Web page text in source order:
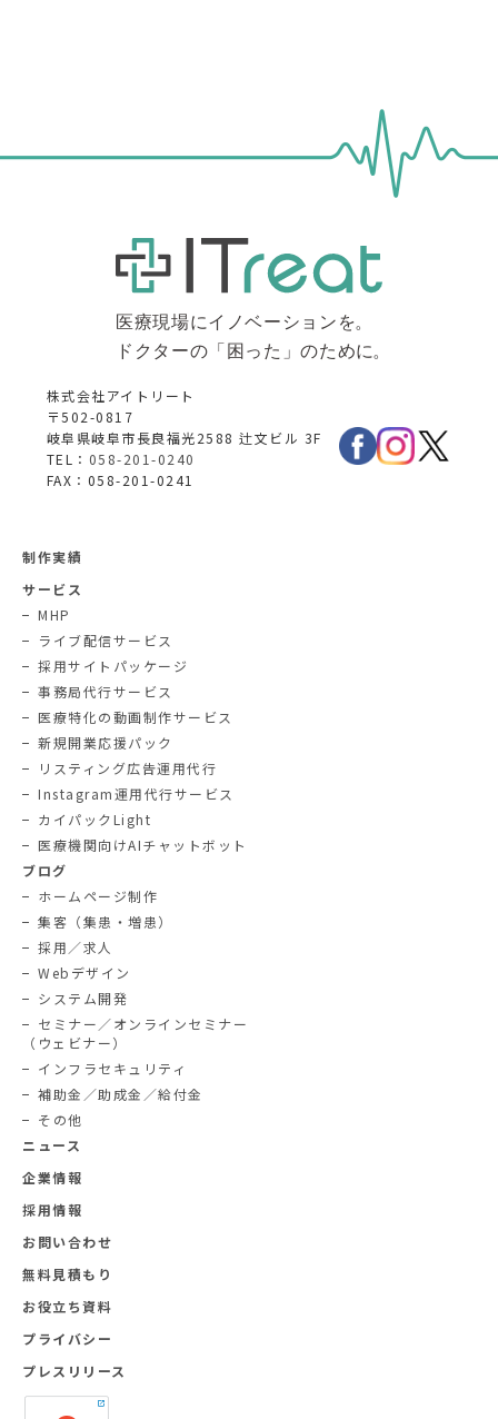
株式会社アイトリート
〒502-0817
岐阜県岐阜市長良福光2588 辻文ビル 3F
TEL： 058-201-0240
FAX：058-201-0241
制作実績
サービス
MHP
ライブ配信サービス
採用サイトパッケージ
事務局代行サービス
医療特化の動画制作サービス
新規開業応援パック
リスティング広告運用代行
Instagram運用代行サービス
カイパックLight
医療機関向けAIチャットボット
ブログ
ホームページ制作
集客（集患・増患）
採用／求人
Webデザイン
システム開発
セミナー／オンラインセミナー
（ウェビナー）
インフラセキュリティ
補助金／助成金／給付金
その他
ニュース
企業情報
採用情報
お問い合わせ
無料見積もり
お役立ち資料
プライバシー
プレスリリース